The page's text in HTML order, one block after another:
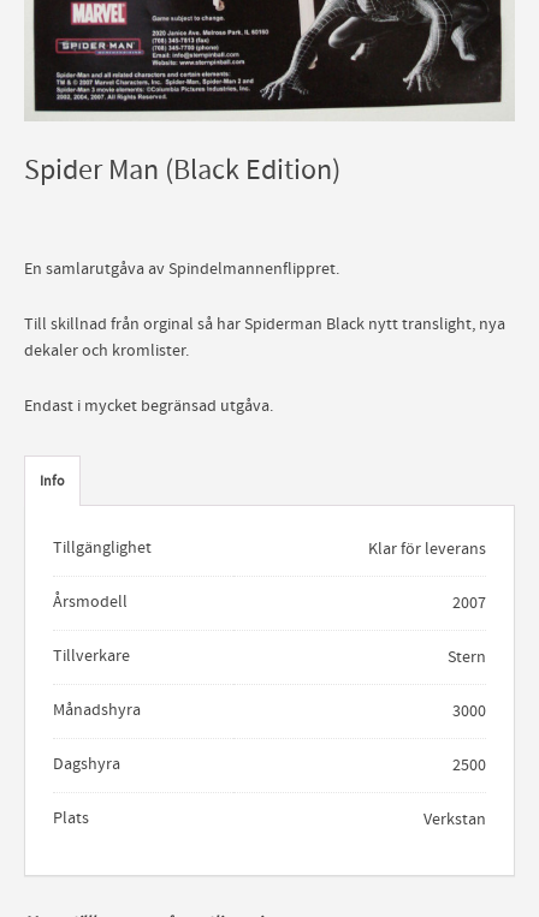
Spider Man (Black Edition)
En samlarutgåva av Spindelmannenflippret.
Till skillnad från orginal så har Spiderman Black nytt translight, nya
dekaler och kromlister.
Endast i mycket begränsad utgåva.
Info
Tillgänglighet Klar för leverans
Årsmodell 2007
Tillverkare Stern
Månadshyra 3000
Dagshyra 2500
Plats Verkstan